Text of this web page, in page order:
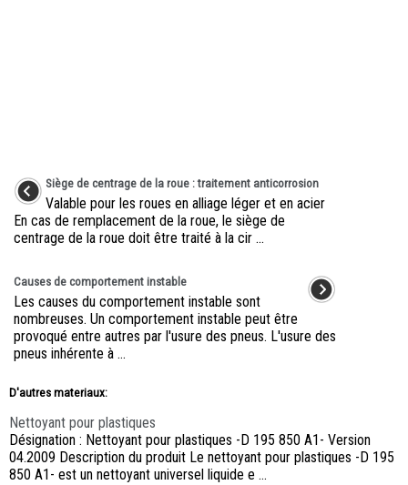
Siège de centrage de la roue : traitement anticorrosion
Valable pour les roues en alliage léger et en acier
En cas de remplacement de la roue, le siège de
centrage de la roue doit être traité à la cir ...
Causes de comportement instable
Les causes du comportement instable sont
nombreuses. Un comportement instable peut être
provoqué entre autres par l'usure des pneus. L'usure des
pneus inhérente à ...
D'autres materiaux:
Nettoyant pour plastiques
Désignation : Nettoyant pour plastiques -D 195 850 A1- Version
04.2009 Description du produit Le nettoyant pour plastiques -D 195
850 A1- est un nettoyant universel liquide e ...